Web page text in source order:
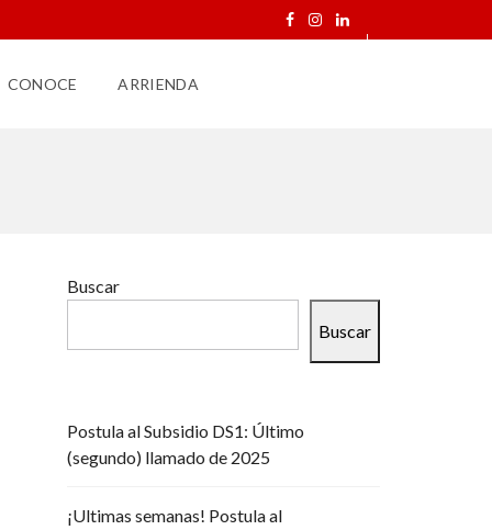
CONOCE ARRIENDA
Buscar
Buscar
Postula al Subsidio DS1: Último
(segundo) llamado de 2025
¡Ultimas semanas! Postula al